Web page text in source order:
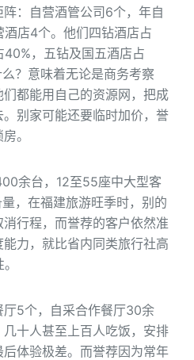
：自营酒管公司6个，年自
店4个。他们四钻酒店占
，五钻及国五酒店占
？意味着无论是商务考察
都能用自己的资源网，把成
别家可能还要临时加价，誉
。
余台，12至55座中大型客
，在福建旅游旺季时，别的
行程，而誉荐的客户依然准
力，就比省内同类旅行社高
5个，自采合作餐厅30余
十人甚至上百人吃饭，安排
体验极差。而誉荐因为常年